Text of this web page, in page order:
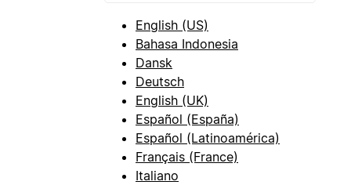
English (US)
Bahasa Indonesia
Dansk
Deutsch
English (UK)
Español (España)
Español (Latinoamérica)
Français (France)
Italiano